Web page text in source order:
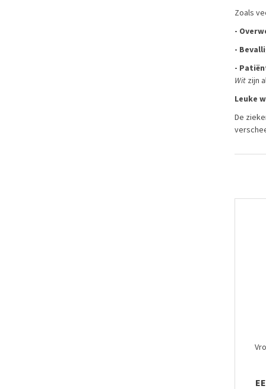
Zoals
-
-
-
Wit zijn
Leuke
De